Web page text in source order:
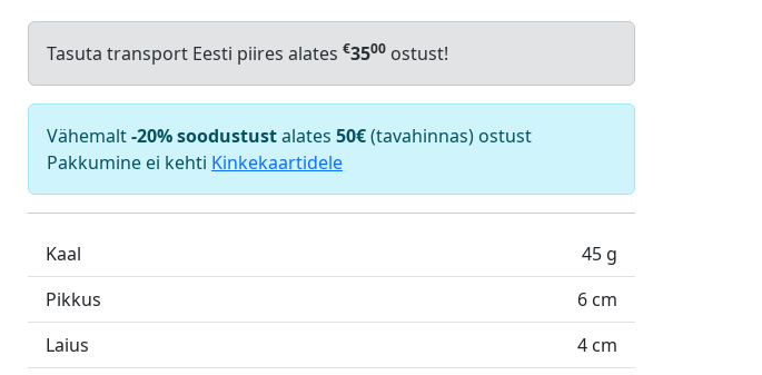
Tasuta transport Eesti piires alates €3500 ostust!
Vähemalt-20% soodustustalates 50€(tavahinnas) ostust
Pakkumine ei kehti Kinkekaartidele
Kaal
45 g
Pikkus
6 cm
Laius
4 cm